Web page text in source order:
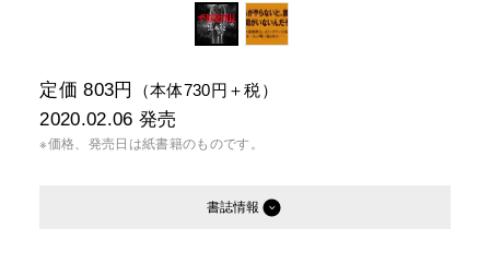
定価 803円 （本体730円＋税）
2020.02.06 発売
※価格、発売日は紙書籍のものです。
書誌情報